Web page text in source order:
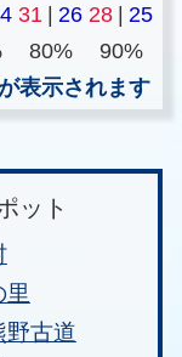
31 | 26 28 | 25
80%
90%
表示されます
ット
里
野古道